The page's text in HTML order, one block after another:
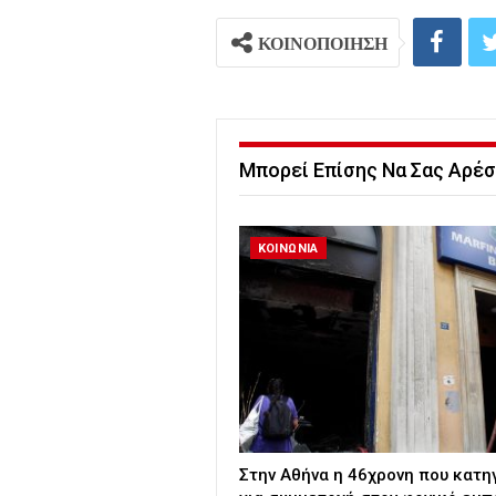
ΚΟΙΝΟΠΟΙΗΣΗ
Μπορεί Επίσης Να Σας
ΚΟΙΝΩΝΙΑ
Στην Αθήνα η 46χρονη που